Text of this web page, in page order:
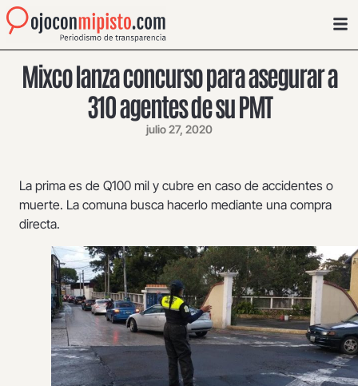
Mixco lanza concurso para asegurar a
310 agentes de su PMT
julio 27, 2020
La prima es de Q100 mil y cubre en caso de accidentes o
muerte. La comuna busca hacerlo mediante una compra
directa.